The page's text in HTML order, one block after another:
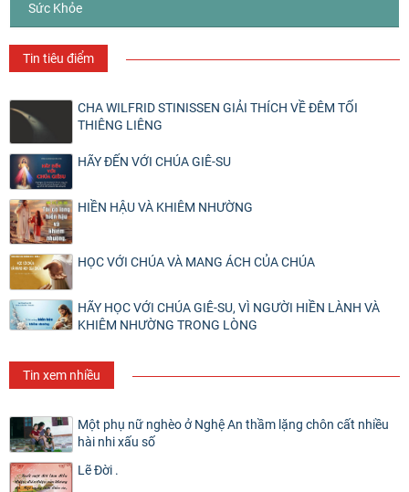
Sức Khỏe
Tin tiêu điểm
CHA WILFRID STINISSEN GIẢI THÍCH VỀ ĐÊM TỐI
THIÊNG LIÊNG
HÃY ĐẾN VỚI CHÚA GIÊ-SU
HIỀN HẬU VÀ KHIÊM NHƯỜNG
HỌC VỚI CHÚA VÀ MANG ÁCH CỦA CHÚA
HÃY HỌC VỚI CHÚA GIÊ-SU, VÌ NGƯỜI HIỀN LÀNH VÀ
KHIÊM NHƯỜNG TRONG LÒNG
Tin xem nhiều
Một phụ nữ nghèo ở Nghệ An thầm lặng chôn cất nhiều
hài nhi xấu số
Lẽ Đời .